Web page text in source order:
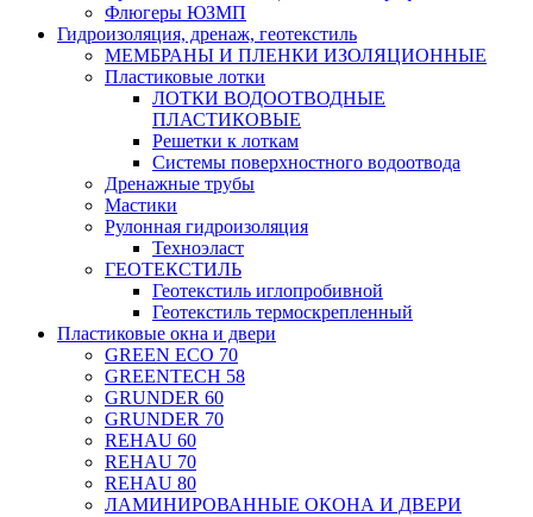
Флюгеры ЮЗМП
Гидроизоляция, дренаж, геотекстиль
МЕМБРАНЫ И ПЛЕНКИ ИЗОЛЯЦИОННЫЕ
Пластиковые лотки
ЛОТКИ ВОДООТВОДНЫЕ
ПЛАСТИКОВЫЕ
Решетки к лоткам
Системы поверхностного водоотвода
Дренажные трубы
Мастики
Рулонная гидроизоляция
Техноэласт
ГЕОТЕКСТИЛЬ
Геотекстиль иглопробивной
Геотекстиль термоскрепленный
Пластиковые окна и двери
GREEN ECO 70
GREENTECH 58
GRUNDER 60
GRUNDER 70
REHAU 60
REHAU 70
REHAU 80
ЛАМИНИРОВАННЫЕ ОКОНА И ДВЕРИ